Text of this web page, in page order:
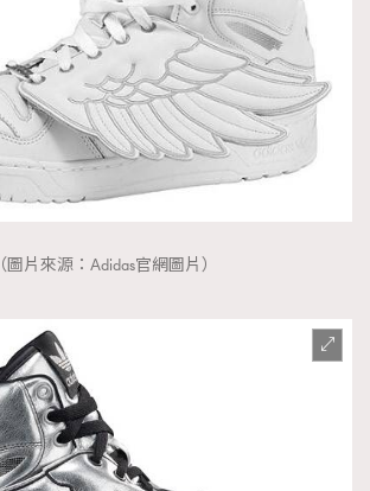
（圖片來源：Adidas官網圖片）